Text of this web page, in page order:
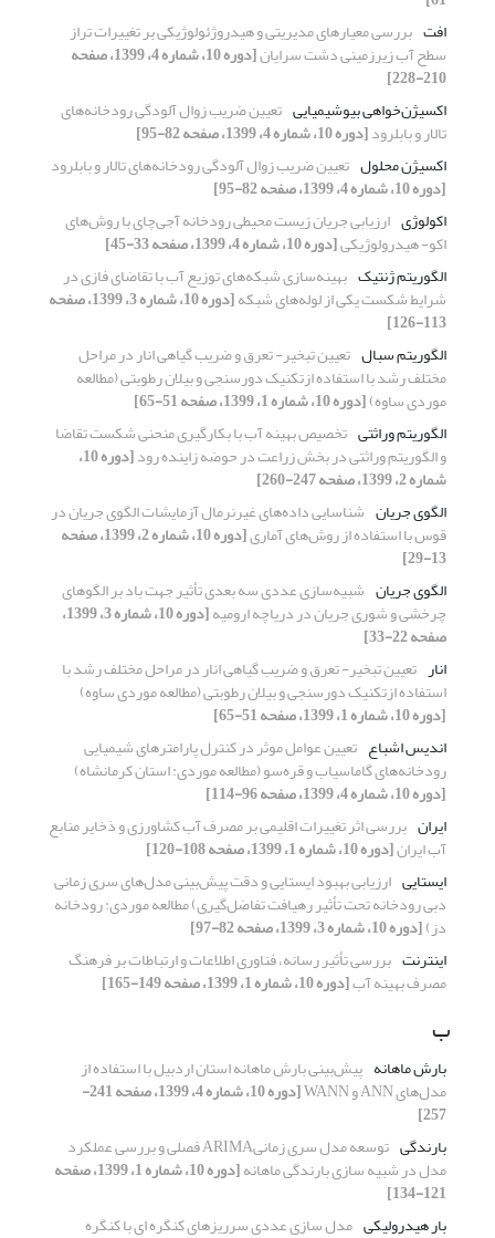
افت بررسی معیارهای مدیریتی و هیدروژئولوژیکی بر تغییرات تراز
سطح آب زیرزمینی دشت سرایان [دوره 10، شماره 4، 1399، صفحه
210-228]
اکسیژن‌خواهی بیوشیمیایی تعیین ضریب زوال آلودگی رودخانه‌های
تالار و بابلرود[دوره 10، شماره 4، 1399، صفحه 82-95]
اکسیژن محلول تعیین ضریب زوال آلودگی رودخانه‌های تالار و بابلرود
[دوره 10، شماره 4، 1399، صفحه 82-95]
اکولوژی ارزیابی جریان زیست محیطی رودخانه آجی‌چای با روش‌های
اکو- هیدرولوژیکی[دوره 10، شماره 4، 1399، صفحه 33-45]
الگوریتم ژنتیک بهینه‌سازی شبکه‌های توزیع آب با تقاضای فازی در
شرایط شکست یکی از لوله‌های شبکه [دوره 10، شماره 3، 1399، صفحه
113-126]
الگوریتم سبال تعیین تبخیر- تعرق و ضریب گیاهی انار در مراحل
مختلف رشد با استفاده ازتکنیک دورسنجی و بیلان رطوبتی (مطالعه
موردی ساوه)[دوره 10، شماره 1، 1399، صفحه 51-65]
الگوریتم وراثتی تخصیص بهینه آب با بکارگیری منحنی شکست تقاضا
و الگوریتم وراثتی در بخش زراعت در حوضه زاینده رود [دوره 10،
شماره 2، 1399، صفحه 247-260]
الگوی جریان شناسایی داده‌های غیرنرمال آزمایشات الگوی جریان در
قوس با استفاده از روش‌های آماری [دوره 10، شماره 2، 1399، صفحه
13-29]
الگوی جریان شبیه‌سازی عددی سه بعدی تأثیر جهت باد بر الگوهای
چرخشی و شوری جریان در دریاچه ارومیه [دوره 10، شماره 3، 1399،
صفحه 22-33]
انار تعیین تبخیر- تعرق و ضریب گیاهی انار در مراحل مختلف رشد با
استفاده ازتکنیک دورسنجی و بیلان رطوبتی (مطالعه موردی ساوه)
[دوره 10، شماره 1، 1399، صفحه 51-65]
اندیس اشباع تعیین عوامل موثر در کنترل پارامترهای شیمیایی
رودخانه‌‎های گاماسیاب و قره‌سو (مطالعه موردی: استان کرمانشاه)
[دوره 10، شماره 4، 1399، صفحه 96-114]
ایران بررسی اثر تغییرات اقلیمی بر مصرف آب کشاورزی و ذخایر منابع
آب ایران[دوره 10، شماره 1، 1399، صفحه 108-120]
ایستایی ارزیابی بهبود ایستایی و دقت پیش‌بینی مدل‌های سری زمانی
دبی رودخانه تحت تأثیر رهیافت تفاضل‌گیری) مطالعه موردی: رودخانه
دز)[دوره 10، شماره 3، 1399، صفحه 82-97]
اینترنت بررسی تأثیر رسانه، فناوری اطلاعات و ارتباطات بر فرهنگ
مصرف بهینه آب[دوره 10، شماره 1، 1399، صفحه 149-165]
ب
بارش ماهانه پیش‌بینی بارش ماهانه استان اردبیل با استفاده از
مدل‌های ANN و WANN [دوره 10، شماره 4، 1399، صفحه 241-
257]
بارندگی
توسعه مدل سری زمانیARIMA فصلی و بررسی عملکرد
مدل در شبیه سازی بارندگی ماهانه [دوره 10، شماره 1، 1399، صفحه
121-134]
بار هیدرولیکی مدل سازی عددی سرریزهای کنگره ای با کنگره